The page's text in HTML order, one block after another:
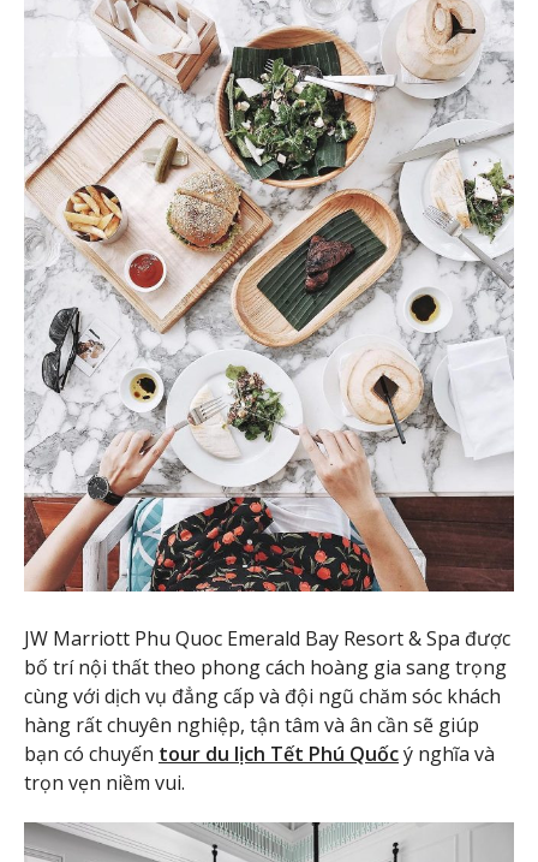
JW Marriott Phu Quoc Emerald Bay Resort & Spa được
bố trí nội thất theo phong cách hoàng gia sang trọng
cùng với dịch vụ đẳng cấp và đội ngũ chăm sóc khách
hàng rất chuyên nghiệp, tận tâm và ân cần sẽ giúp
bạn có chuyến tour du lịch Tết Phú Quốcý nghĩa và
trọn vẹn niềm vui.